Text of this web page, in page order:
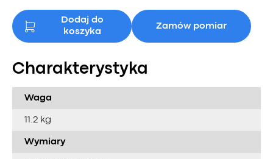
Dodaj do
koszyka
Zamów pomiar
Charakterystyka
Waga
11.2 kg
Wymiary